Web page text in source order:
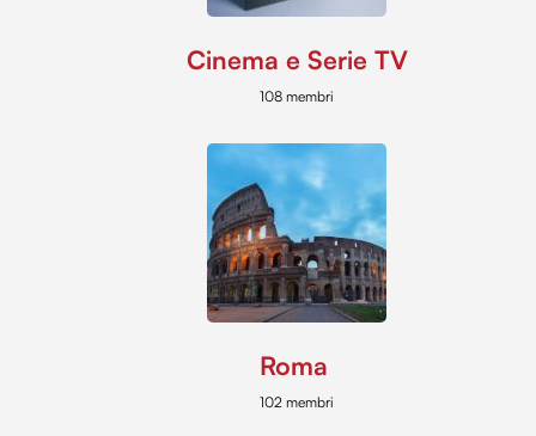
Cinema e Serie TV
108 membri
Roma
102 membri